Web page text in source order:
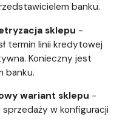
banku.
sklepu -
termin linii kredytowej
Konieczny jest
banku.
wariant sklepu -
w konfiguracji